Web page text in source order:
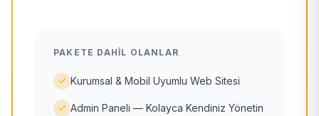
PAKETE DAHIL OLANLAR
Kurumsal & Mobil Uyumlu Web Sitesi
Admin Paneli — Kolayca Kendiniz Yönetin